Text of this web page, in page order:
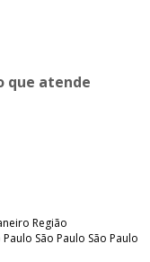
que atende
Região
Paulo São Paulo São Paulo